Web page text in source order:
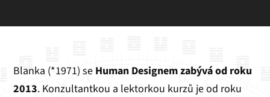
Blanka (*1971) se Human Designem zabývá od roku
2013. Konzultantkou a lektorkou kurzů je od roku